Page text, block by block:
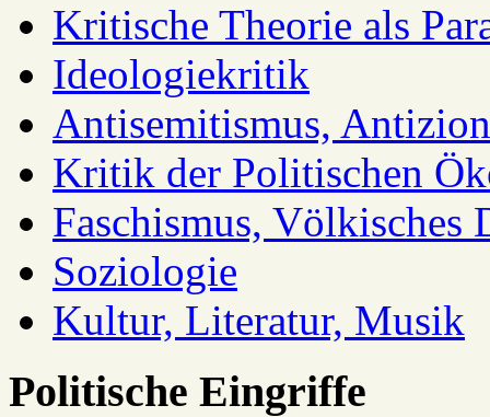
Kritische Theorie als
Ideologiekritik
Antisemitismus,
Kritik der Politischen
Faschismus, Völkisches
Soziologie
Kultur, Literatur, Musik
Politische Eingriffe